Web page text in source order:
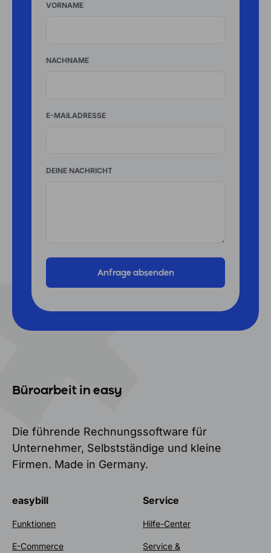
VORNAME
NACHNAME
E-MAILADRESSE
DEINE NACHRICHT
Büroarbeit in easy
Die führende Rechnungssoftware für
Unternehmer, Selbstständige und kleine
Firmen. Made in Germany.
easybill
Funktionen
E-Commerce
Service
Hilfe-Center
Service &